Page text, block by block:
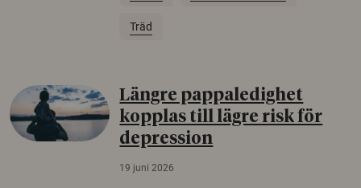
Träd
Längre pappaledighet
kopplas till lägre risk för
depression
19 juni 2026